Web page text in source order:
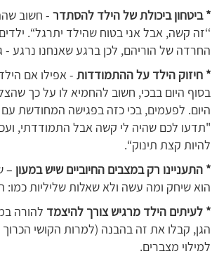
* ביטחון ביכולת של הילד להסתדר - חשוב
‘‘זה קשה, אבל אני בטוח שהילד יתרגל‘‘.
החרדה של הוריהם, לכן ברגע שאנחנו נרגע -
* חיזוק הילד על ההתמודדות - אפילו אם
בסוף היום בבכי, חשוב להחמיא לו על כך
היום. לפעמים, בכי כזה בפגישה המחודשת
"תדעו לכם שהיה לי קשה אבל התמודדתי,
להיות קצת תינוק‘‘.
* התעניינו רק במצבים החיוביים שיש במעון –
הוא שיחק ומה עשה ולא שאלות שליליות כמו:
* לעיתים הילד מרגיש צורך להיצמד להורה
הגן, קבלו את זה בהבנה (למרות הקושי הכרוך
למילוי מצברים.